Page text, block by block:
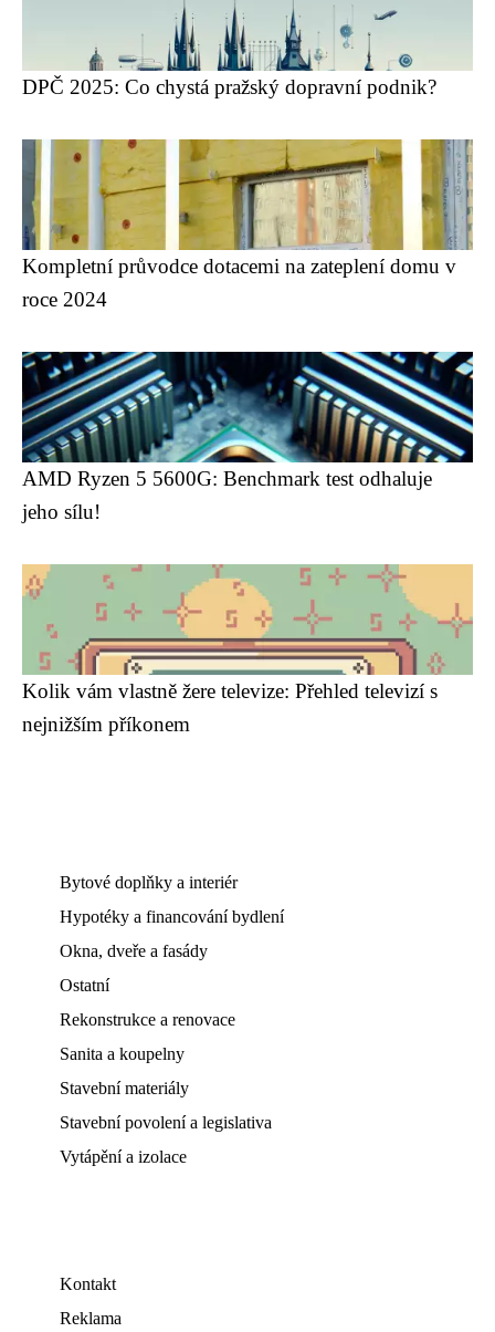
DPČ 2025: Co chystá pražský dopravní podnik?
Kompletní průvodce dotacemi na zateplení domu v
roce 2024
AMD Ryzen 5 5600G: Benchmark test odhaluje
jeho sílu!
Kolik vám vlastně žere televize: Přehled televizí s
nejnižším příkonem
Bytové doplňky a interiér
Hypotéky a financování bydlení
Okna, dveře a fasády
Ostatní
Rekonstrukce a renovace
Sanita a koupelny
Stavební materiály
Stavební povolení a legislativa
Vytápění a izolace
Kontakt
Reklama